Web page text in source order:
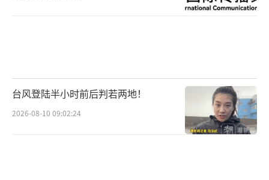
台风登陆半小时前后判若两地！
2026-08-10 09:02:24